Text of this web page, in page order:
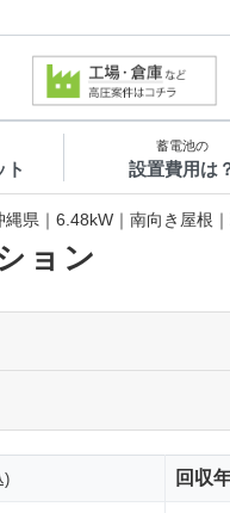
ト
蓄電池の
設置費用は
縄県｜6.48kW｜南向き屋根
ョン
) 回収